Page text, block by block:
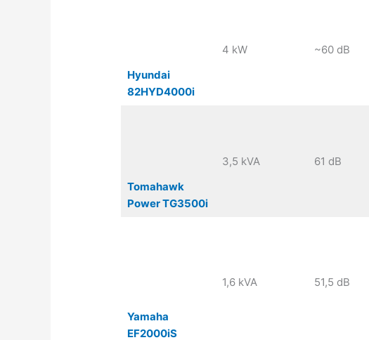
Hyundai
82HYD4000i
4 kW ~60 dB
Tomahawk
Power TG3500i
3,5 kVA 61 dB
Yamaha
EF2000iS
1,6 kVA 51,5 dB